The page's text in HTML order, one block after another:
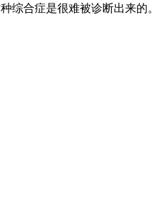
合症是很难被诊断出来的。